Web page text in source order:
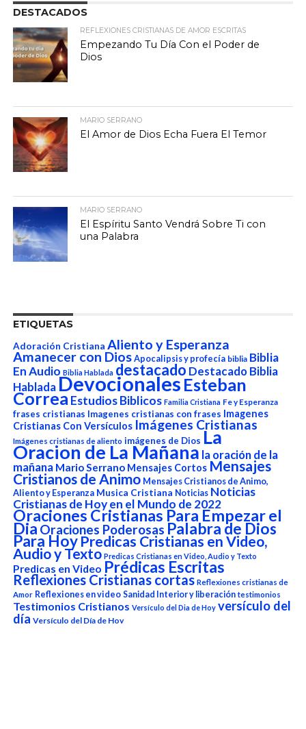
DESTACADOS
REFLEXIONES CRISTIANAS DE AMOR ESCRITAS
Empezando Tu Día Con el Poder de
Dios
MARIO SERRANO
El Amor de Dios Echa Fuera El Temor
MARIO SERRANO
El Espíritu Santo Vendrá Sobre Ti con
una Palabra
ETIQUETAS
Adoración Cristiana Aliento y Esperanza
Amanecer con Dios Apocalipsis y profecía biblia Biblia
En Audio Biblia Hablada destacado Destacado Biblia
HabladaDevocionalesEsteban
Correa Estudios Biblicos Familia Cristiana Fe y Esperanza
frases cristianas Imagenes cristianas con frases Imagenes
Cristianas Con Versículos Imágenes Cristianas
Imágenes cristianas de aliento imágenes de Dios La
Oracion de La Mañana la oración de la
mañana Mario Serrano Mensajes Cortos Mensajes
Cristianos de Animo Mensajes Cristianos de Animo,
Aliento y Esperanza Musica Cristiana Noticias Noticias
Cristianas de Hoy en el Mundo de 2022
Oraciones Cristianas Para Empezar el
Dia Oraciones Poderosas Palabra de Dios
Para Hoy Predicas Cristianas en Video,
Audio y Texto Predicas Cristianas en Video, Audio y Texto
Predicas en Video Prédicas Escritas
Reflexiones Cristianas cortas Reflexiones cristianas de
Amor Reflexiones en video Sanidad Interior y liberación testimonios
Testimonios Cristianos Versículo del Dia de Hoy versículo del
día Versículo del Día de Hoy